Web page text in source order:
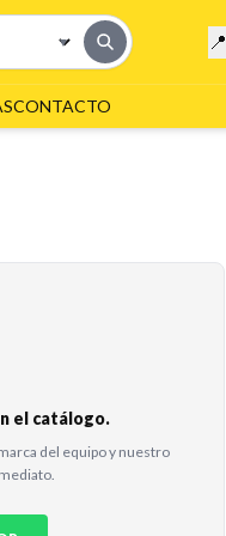
▼ 📍
CONTACTO
el catálogo.
del equipo y nuestro